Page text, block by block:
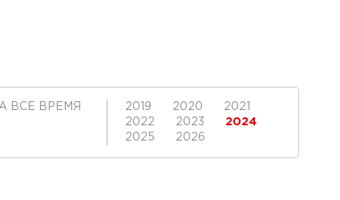
ВСЕ ВРЕМЯ 2019 2020
2021
2022
2023
2024
2025
2026